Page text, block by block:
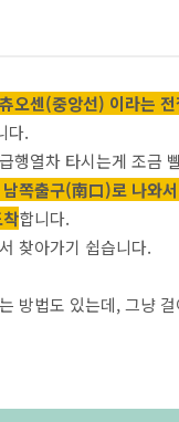
츄오센(중앙선) 이라는
다.
행열차 타시는게 조금
쪽출구(南口)로 나와
합니다.
찾아가기 쉽습니다.
방법도 있는데, 그냥